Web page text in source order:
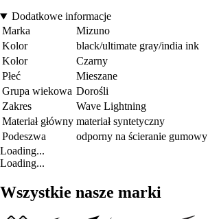
Dodatkowe informacje
Marka
Mizuno
Kolor
black/ultimate gray/india ink
Kolor
Czarny
Płeć
Mieszane
Grupa wiekowa Dorośli
Zakres
Wave Lightning
Materiał główny materiał syntetyczny
Podeszwa
odporny na ścieranie gumowy
Loading...
Loading...
Wszystkie nasze marki